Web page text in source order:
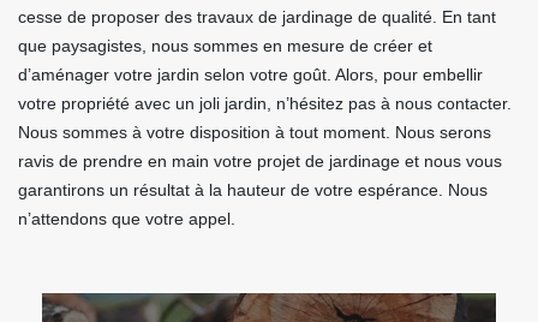
cesse de proposer des travaux de jardinage de qualité. En tant
que paysagistes, nous sommes en mesure de créer et
d’aménager votre jardin selon votre goût. Alors, pour embellir
votre propriété avec un joli jardin, n’hésitez pas à nous contacter.
Nous sommes à votre disposition à tout moment. Nous serons
ravis de prendre en main votre projet de jardinage et nous vous
garantirons un résultat à la hauteur de votre espérance. Nous
n’attendons que votre appel.